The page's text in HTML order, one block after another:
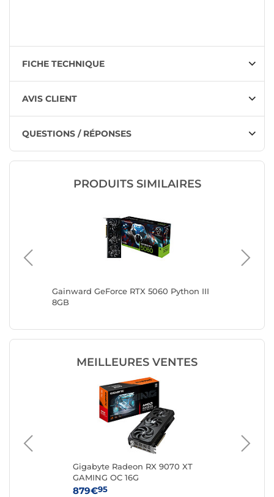
FICHE TECHNIQUE
AVIS CLIENT
QUESTIONS / RÉPONSES
PRODUITS SIMILAIRES
Gainward GeForce RTX 5060 Python III
8GB
MEILLEURES VENTES
Gigabyte Radeon RX 9070 XT
GAMING OC 16G
879€95